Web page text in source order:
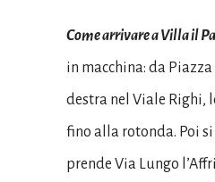
Come arrivare a Villa il
in macchina: da
destra nel Viale Righi,
fino alla rotonda. Poi
prende Via Lungo